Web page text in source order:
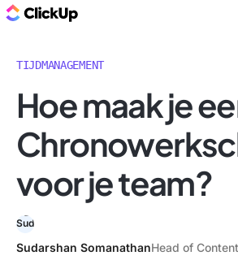
TIJDMANAGEMENT
Hoe maak je
voor je team?
Sudarshan SomanathanHead of Content